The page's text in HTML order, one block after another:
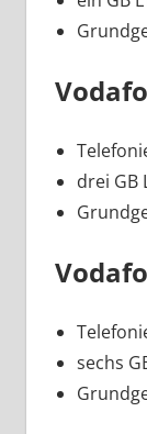
drei GB
sechs